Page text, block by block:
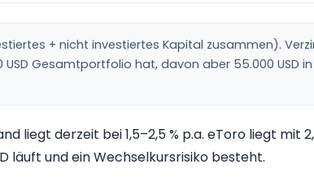
+ nicht investiertes Kapital zusammen).
Gesamtportfolio hat, davon aber 55.000 USD
derzeit bei 1,5–2,5 % p.a. eToro liegt mit
läuft und ein Wechselkursrisiko besteht.